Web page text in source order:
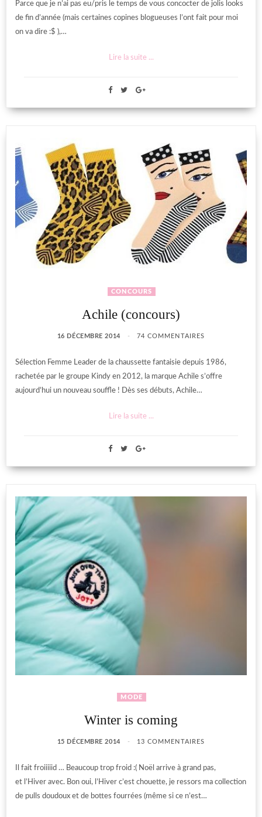
Parce que je n’ai pas eu/pris le temps de vous concocter de jolis looks
de fin d’année (mais certaines copines blogueuses l’ont fait pour moi
on va dire :$ ),…
Lire la suite ...
CONCOURS
Achile (concours)
16 DÉCEMBRE 2014 74 COMMENTAIRES
Sélection Femme Leader de la chaussette fantaisie depuis 1986,
rachetée par le groupe Kindy en 2012, la marque Achile s’offre
aujourd’hui un nouveau souffle ! Dès ses débuts, Achile…
Lire la suite ...
MODE
Winter is coming
15 DÉCEMBRE 2014 13 COMMENTAIRES
Il fait froiiiiid … Beaucoup trop froid :( Noël arrive à grand pas,
et l’Hiver avec. Bon oui, l’Hiver c’est chouette, je ressors ma collection
de pulls doudoux et de bottes fourrées (même si ce n’est…